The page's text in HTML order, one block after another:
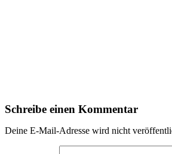
Schreibe einen Kommentar
Deine E-Mail-Adresse wird nicht